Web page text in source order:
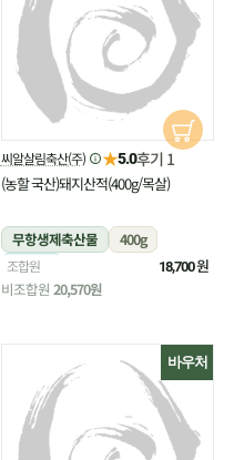
씨알살림축산(주) ★5.0후기 1
(농할 국산)돼지산적(400g/목살)
무항생제축산물
400g
냉장
조합원 18,700원
비조합원 20,570원
바우처